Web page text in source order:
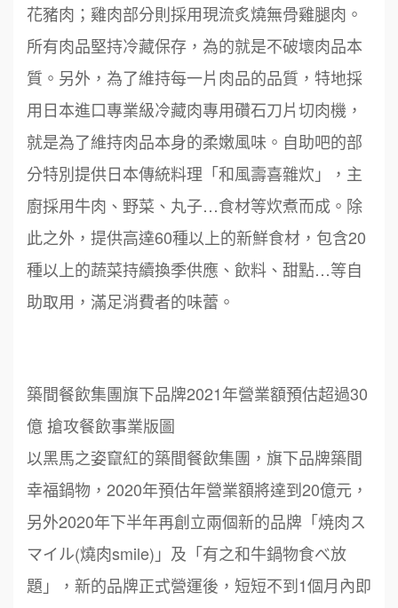
花豬肉；雞肉部分則採用現流炙燒無骨雞腿肉。
所有肉品堅持冷藏保存，為的就是不破壞肉品本
質。另外，為了維持每一片肉品的品質，特地採
用日本進口專業級冷藏肉專用礸石刀片切肉機，
就是為了維持肉品本身的柔嫩風味。自助吧的部
分特別提供日本傳統料理「和風壽喜雜炊」，主
廚採用牛肉、野菜、丸子…食材等炊煮而成。除
此之外，提供高達60種以上的新鮮食材，包含20
種以上的蔬菜持續換季供應、飲料、甜點…等自
助取用，滿足消費者的味蕾。
築間餐飲集團旗下品牌2021年營業額預估超過30
億 搶攻餐飲事業版圖
以黑馬之姿竄紅的築間餐飲集團，旗下品牌築間
幸福鍋物，2020年預估年營業額將達到20億元，
另外2020年下半年再創立兩個新的品牌「焼肉ス
マイル(燒肉smile)」及「有之和牛鍋物食べ放
題」，新的品牌正式營運後，短短不到1個月內即